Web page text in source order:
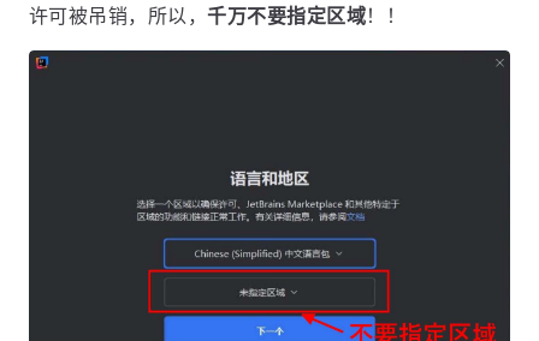
许可被吊销，所以，千万不要指定区域！！